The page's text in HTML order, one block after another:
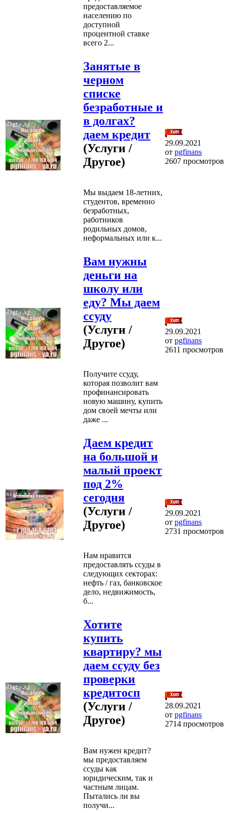
предоставляемое
населению по
доступной
процентной ставке
всего 2...
Занятые в
черном
списке
безработные и
в долгах?
даем кредит
(Услуги /
Другое)
Мы выдаем 18-летних,
студентов, временно
безработных,
работников
родильных домов,
неформальных или к...
29.09.2021
от pgfinans
2607 просмотров
Вам нужны
деньги на
школу или
еду? Мы даем
ссуду
(Услуги /
Другое)
Получите ссуду,
которая позволит вам
профинансировать
новую машину, купить
дом своей мечты или
даже ...
29.09.2021
от pgfinans
2611 просмотров
Даем кредит
на большой и
малый проект
под 2%
сегодня
(Услуги /
Другое)
Нам нравится
предоставлять ссуды в
следующих секторах:
нефть / газ, банковское
дело, недвижимость,
б...
29.09.2021
от pgfinans
2731 просмотров
Хотите
купить
квартиру? мы
даем ссуду без
проверки
кредитосп
(Услуги /
Другое)
Вам нужен кредит?
мы предоставляем
ссуды как
юридическим, так и
частным лицам.
Пытались ли вы
получи...
28.09.2021
от pgfinans
2714 просмотров